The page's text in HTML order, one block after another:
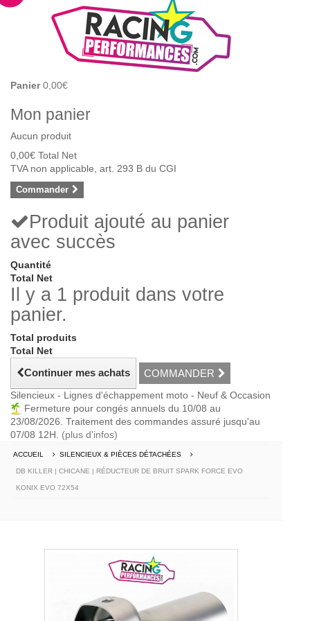
Panier 0,00€
Mon panier
Aucun produit
0,00€ Total Net
TVA non applicable, art. 293 B du CGI
Commander
Produit ajouté au panier
avec succès
Quantité
Total Net
Il y a 1 produit dans votre
panier.
Total produits
Total Net
Continuer mes achats COMMANDER
Silencieux - Lignes d'échappement moto - Neuf & Occasion
Fermeture pour congés annuels du 10/08 au
23/08/2026. Traitement des commandes assuré jusqu'au
07/08 12H. (plus d'infos)
ACCUEIL SILENCIEUX & PIÈCES DÉTACHÉES
DB KILLER | CHICANE | RÉDUCTEUR DE BRUIT SPARK FORCE EVO
KONIX EVO 72X54